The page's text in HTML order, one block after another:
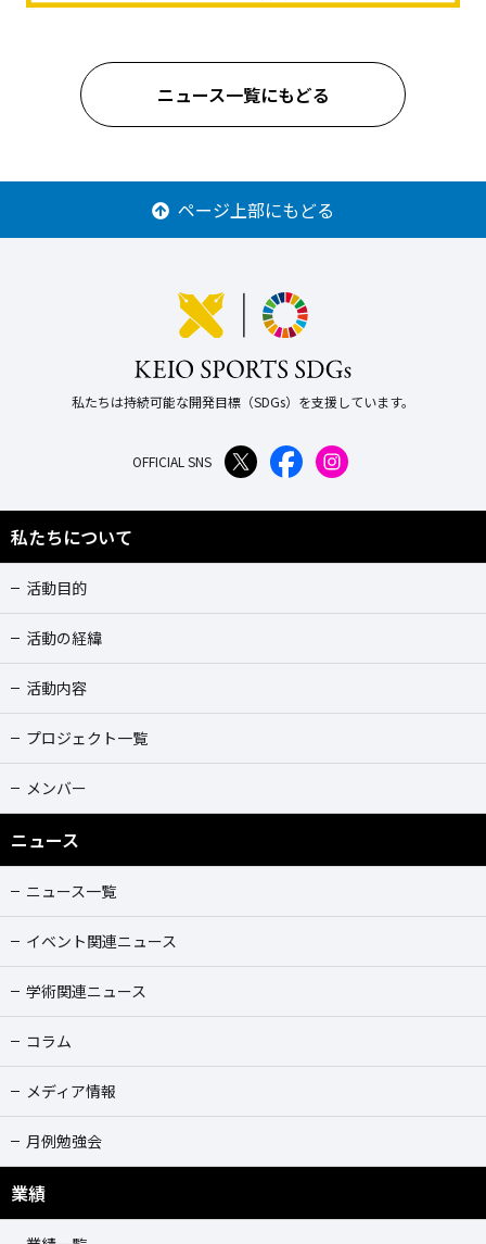
ニュース一覧にもどる
ページ上部にもどる
私たちは持続可能な開発目標（SDGs）を支援しています。
OFFICIAL SNS
私たちについて
活動目的
活動の経緯
活動内容
プロジェクト一覧
メンバー
ニュース
ニュース一覧
イベント関連ニュース
学術関連ニュース
コラム
メディア情報
月例勉強会
業績